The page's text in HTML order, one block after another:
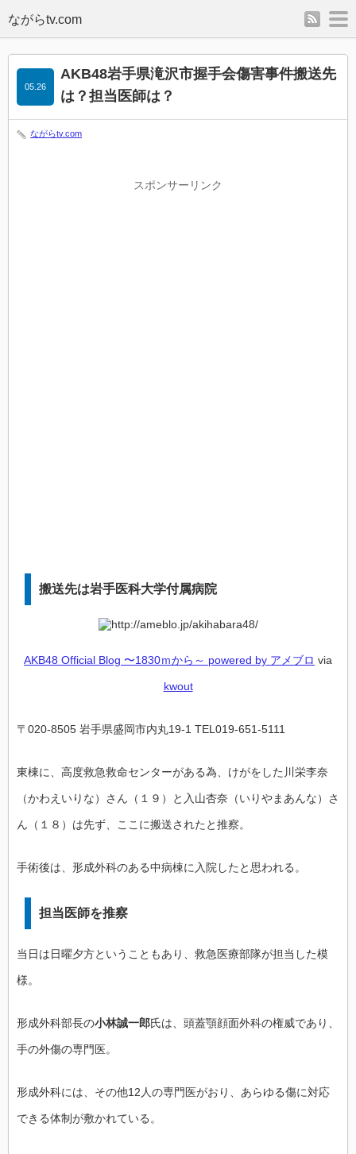
rss
AKB48岩手県滝沢市握手会傷害事件搬送先
は？担当医師は？
05.26
ながらtv.com
スポンサーリンク
搬送先は岩手医科大学付属病院
AKB48 Official Blog 〜1830ｍから～ powered by アメブロ via
kwout
〒020-8505 岩手県盛岡市内丸19-1 TEL019-651-5111
東棟に、高度救急救命センターがある為、けがをした川栄李奈
（かわえいりな）さん（１９）と入山杏奈（いりやまあんな）さ
ん（１８）は先ず、ここに搬送されたと推察。
手術後は、形成外科のある中病棟に入院したと思われる。
担当医師を推察
当日は日曜夕方ということもあり、救急医療部隊が担当した模
様。
形成外科部長の小林誠一郎氏は、頭蓋顎顔面外科の権威であり、
手の外傷の専門医。
形成外科には、その他12人の専門医がおり、あらゆる傷に対応
できる体制が敷かれている。